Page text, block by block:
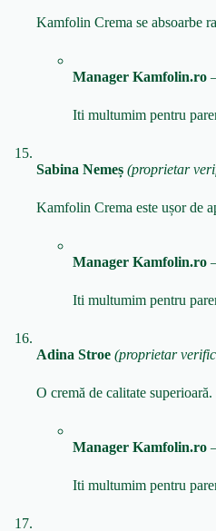
Kamfolin Crema se absoarbe
Manager Kamfolin.ro
Iti multumim pentru
Sabina Nemeș (proprietar
Kamfolin Crema este ușor de
Manager Kamfolin.ro
Iti multumim pentru
Adina Stroe (proprietar
O cremă de calitate superioară.
Manager Kamfolin.ro
Iti multumim pentru